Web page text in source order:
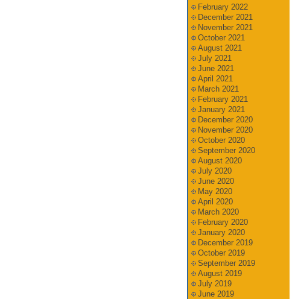
February 2022
December 2021
November 2021
October 2021
August 2021
July 2021
June 2021
April 2021
March 2021
February 2021
January 2021
December 2020
November 2020
October 2020
September 2020
August 2020
July 2020
June 2020
May 2020
April 2020
March 2020
February 2020
January 2020
December 2019
October 2019
September 2019
August 2019
July 2019
June 2019